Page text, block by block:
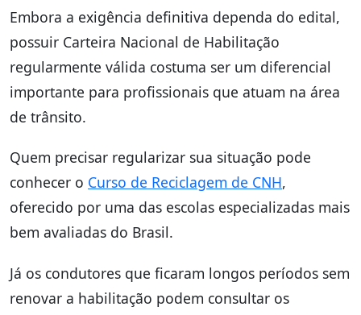
Embora a exigência definitiva dependa do edital,
possuir Carteira Nacional de Habilitação
regularmente válida costuma ser um diferencial
importante para profissionais que atuam na área
de trânsito.
Quem precisar regularizar sua situação pode
conhecer o Curso de Reciclagem de CNH,
oferecido por uma das escolas especializadas mais
bem avaliadas do Brasil.
Já os condutores que ficaram longos períodos sem
renovar a habilitação podem consultar os